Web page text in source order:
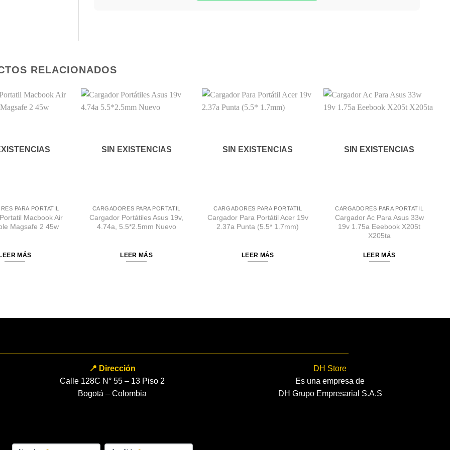
RELACIONADOS
PARA PORTATIL
Macbook Air
Magsafe 2 45w
LEER MÁS
SIN EXISTENCIAS
CARGADORES PARA PORTATIL
Cargador Portátiles Asus 19v,
4.74a, 5.5*2.5mm Nuevo
LEER MÁS
SIN EXISTENCIAS
CARGADORES PARA PORTATIL
Cargador Para Portátil Acer 19v
2.37a Punta (5.5* 1.7mm)
LEER MÁS
SIN EXISTENCIAS
CARGADORES PARA PORTATIL
Cargador Ac Para Asus 33w
19v 1.75a Eeebook X205t
X205ta
LEER MÁS
📍 Dirección
Calle 128C N° 55 – 13 Piso 2
Bogotá – Colombia
DH Store
Es una empresa de
DH Grupo Empresarial S.A.S